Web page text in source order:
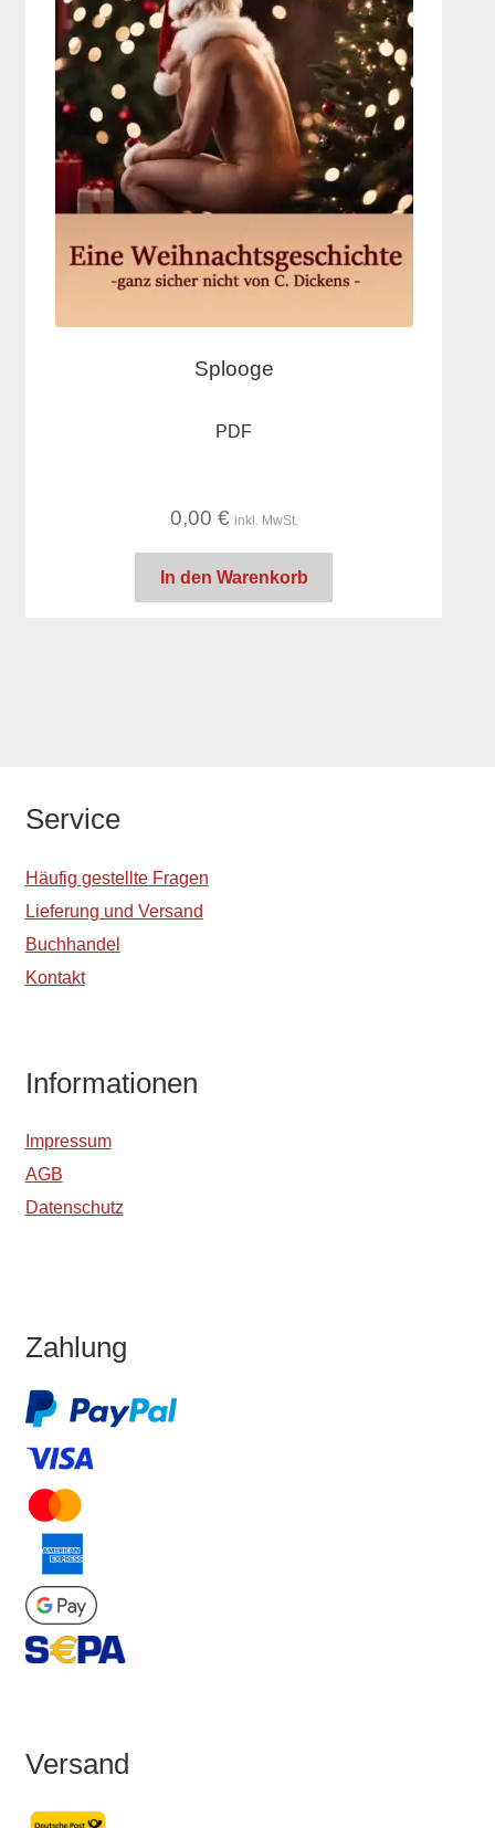
Splooge
PDF
0,00 € inkl. MwSt.
In den Warenkorb
Service
Häufig gestellte Fragen
Lieferung und Versand
Buchhandel
Kontakt
Informationen
Impressum
AGB
Datenschutz
Zahlung
Versand